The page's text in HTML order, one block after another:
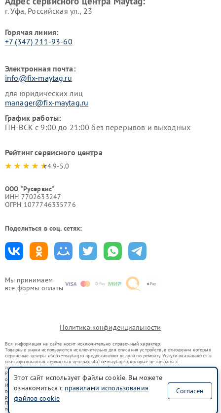
Мы принимаем
все формы оплаты
г. Уфа, Российская ул., 23
Горячая линия:
+7 (347) 211-93-60
Электронная почта:
info@fix-maytag.ru
для юридических лиц
manager@fix-maytag.ru
График работы:
ПН-ВСК с 9:00 до 21:00 без перерывов и выходных
Рейтинг сервисного центра
4.9-5.0
ООО "Русервис"
ИНН 7702633247
ОГРН 1077746335776
Поделиться в соц. сетях:
Политика конфиденциальности
Вся информация на сайте носит исключительно справочный характер.
Товарные знаки используются исключительно для описания устройств, в отношении которых
сервисные центры ufa.fix-maytag.ru предоставляют услуги по ремонту. Услуги оказываются в
неавторизованных сервисных центрах ufa.fix-maytag.ru, которые не связаны с
правообладателями товарных знаков или их официальными представителями.
Ремонт осуществляется для устройств, уже введенных в гражданский оборот в соответствии
со статьей 1487 ГК РФ.
Использование товарных знаков не преследует цели индивидуализации услуг или введения
потребителей в заблуждение, а служит для информирования о предоставляемых услугах по
ремонту техники указанных брендов.
Представленная на сайте информация не является публичной офертой, определяемой
положениями Статьи 437(2) Гражданского кодекса РФ
Этот сайт использует файлы cookie. Вы можете
ознакомиться с правилами использования
файлов cookie
Согласен